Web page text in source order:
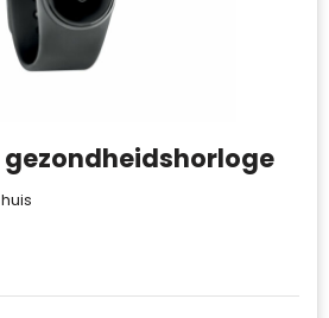
gezondheidshorloge